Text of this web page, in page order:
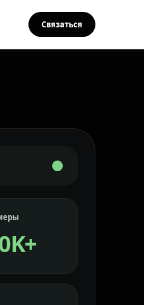
Связаться